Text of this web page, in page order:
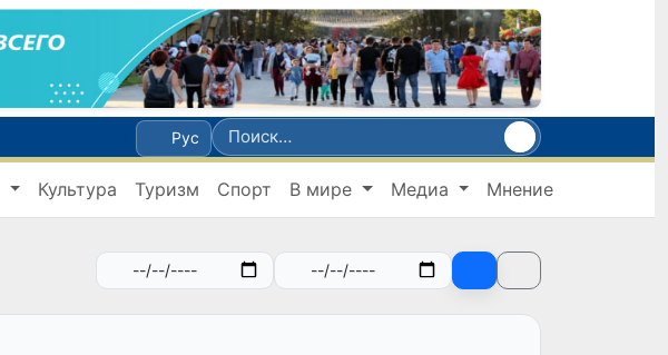
Рус
Культура Туризм Спорт В мире Медиа Мнение